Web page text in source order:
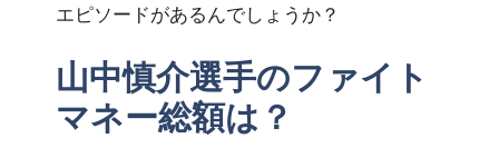
エピソードがあるんでしょうか？
山中慎介選手のファイト
マネー総額は？